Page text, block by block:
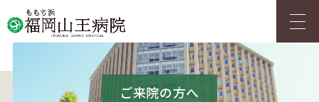
アクセス 採用情報
ご来院の方へ